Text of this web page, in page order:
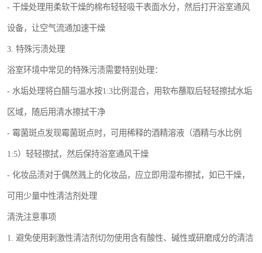
- 干燥处理用柔软干燥的棉布轻轻吸干表面水分，然后打开浴室通风
设备，让空气流通加速干燥
3. 特殊污渍处理
浴室环境中常见的特殊污渍需要特别处理：
- 水垢处理将白醋与温水按1:3比例混合，用软布蘸取后轻轻擦拭水垢
区域，随后用清水擦拭干净
- 霉菌斑点发现霉菌斑点时，可用稀释的酒精溶液（酒精与水比例
1:5）轻轻擦拭，然后保持浴室通风干燥
- 化妆品渍对于偶然溅上的化妆品，应立即用湿布擦拭，如已干燥，
可用少量中性清洁剂处理
清洗注意事项
1. 避免使用刺激性清洁剂切勿使用含有酸性、碱性或研磨成分的清洁